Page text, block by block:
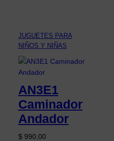
JUGUETES PARA
NIÑOS Y NIÑAS
AN3E1
Caminador
Andador
$990,00